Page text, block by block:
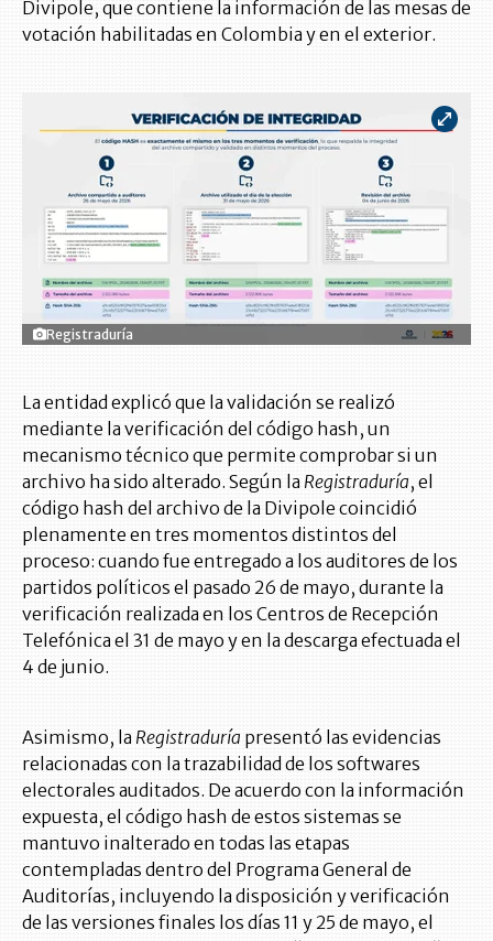
Divipole, que contiene la información de las mesas de
votación habilitadas en Colombia y en el exterior.
Registraduría
La entidad explicó que la validación se realizó
mediante la verificación del código hash, un
mecanismo técnico que permite comprobar si un
archivo ha sido alterado. Según la Registraduría, el
código hash del archivo de la Divipole coincidió
plenamente en tres momentos distintos del
proceso: cuando fue entregado a los auditores de los
partidos políticos el pasado 26 de mayo, durante la
verificación realizada en los Centros de Recepción
Telefónica el 31 de mayo y en la descarga efectuada el
4 de junio.
Asimismo, la Registraduría presentó las evidencias
relacionadas con la trazabilidad de los softwares
electorales auditados. De acuerdo con la información
expuesta, el código hash de estos sistemas se
mantuvo inalterado en todas las etapas
contempladas dentro del Programa General de
Auditorías, incluyendo la disposición y verificación
de las versiones finales los días 11 y 25 de mayo, el